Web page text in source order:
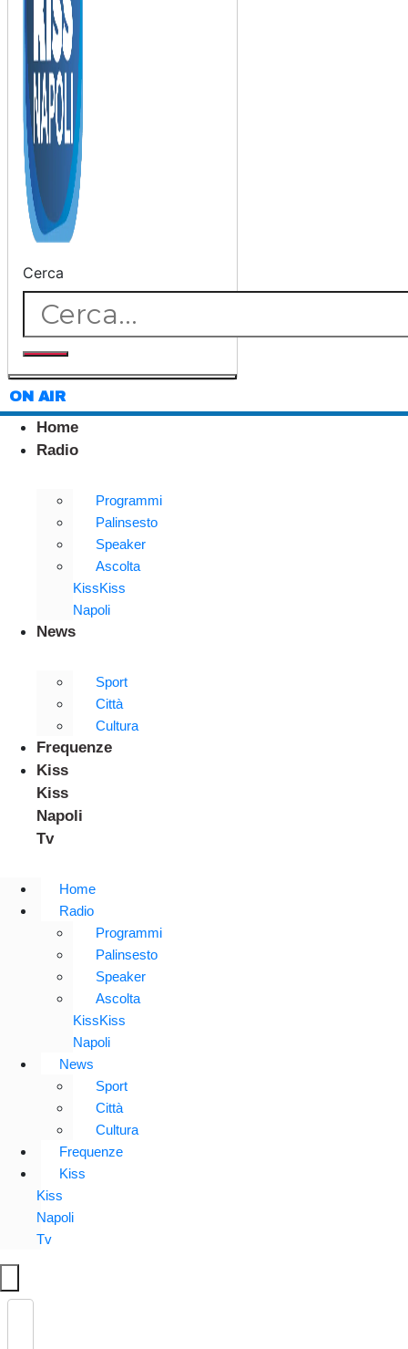
Cerca
ON AIR
Home
Radio
Programmi
Palinsesto
Speaker
Ascolta
KissKiss
Napoli
News
Sport
Città
Cultura
Frequenze
Kiss
Kiss
Napoli
Tv
Home
Radio
Programmi
Palinsesto
Speaker
Ascolta
KissKiss
Napoli
News
Sport
Città
Cultura
Frequenze
Kiss
Kiss
Napoli
Tv